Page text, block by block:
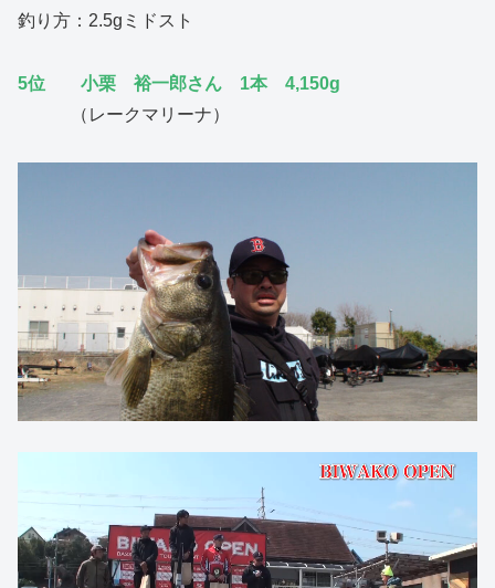
釣り方：2.5gミドスト
5位 小栗 裕一郎さん 1本 4,150g
（レークマリーナ）